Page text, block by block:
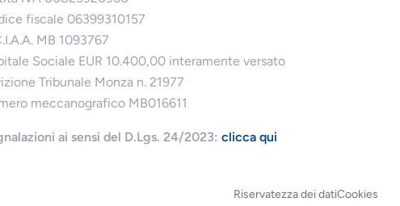
fiscale 06399310157
MB 1093767
Sociale EUR 10.400,00 interamente versato
Tribunale Monza n. 21977
meccanografico MB016611
ai sensi del D.Lgs. 24/2023: clicca qui
Riservatezza dei datiCookies